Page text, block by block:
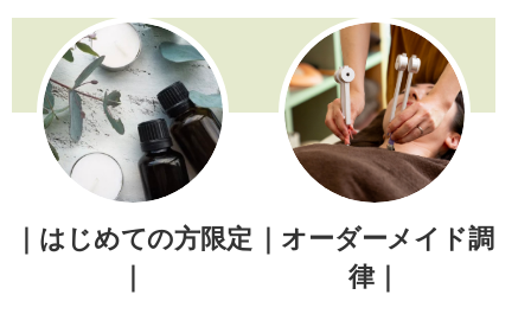
｜はじめての方限定
｜オーダーメイド調
律｜